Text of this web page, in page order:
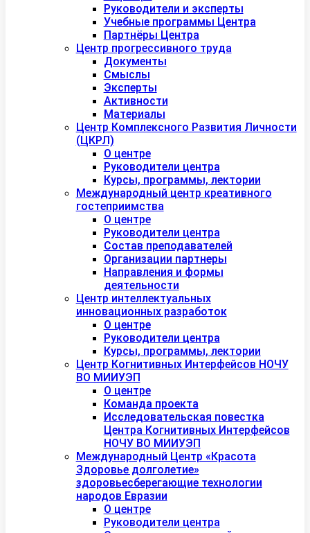
Руководители и эксперты
Учебные программы Центра
Партнёры Центра
Центр прогрессивного труда
Документы
Смыслы
Эксперты
Активности
Материалы
Центр Комплексного Развития Личности
(ЦКРЛ)
О центре
Руководители центра
Курсы, программы, лектории
Международный центр креативного
гостеприимства
О центре
Руководители центра
Состав преподавателей
Организации партнеры
Направления и формы
деятельности
Центр интеллектуальных
инновационных разработок
О центре
Руководители центра
Курсы, программы, лектории
Центр Когнитивных Интерфейсов НОЧУ
ВО МИИУЭП
О центре
Команда проекта
Исследовательская повестка
Центра Когнитивных Интерфейсов
НОЧУ ВО МИИУЭП
Международный Центр «Красота
Здоровье долголетие»
здоровьесберегающие технологии
народов Евразии
О центре
Руководители центра